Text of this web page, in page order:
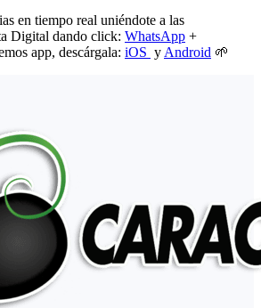
en tiempo real uniéndote a las
Digital dando click: WhatsApp +
app, descárgala: iOS y Android 🌱